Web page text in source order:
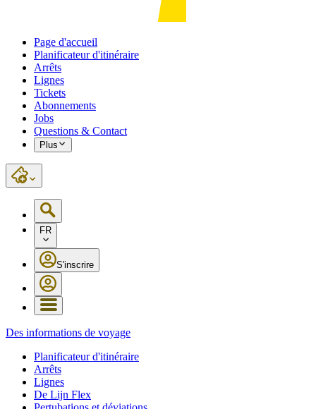
Page d'accueil
Planificateur d'itinéraire
Arrêts
Lignes
Tickets
Abonnements
Jobs
Questions & Contact
Plus
FR
S'inscrire
Des informations de voyage
Planificateur d'itinéraire
Arrêts
Lignes
De Lijn Flex